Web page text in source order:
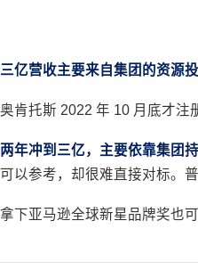
三亿营收主要来自集团的资源
奥肯托斯 2022 年 10 月底才注
两年冲到三亿，主要依靠集团
可以参考，却很难直接对标。
拿下亚马逊全球新星品牌奖也